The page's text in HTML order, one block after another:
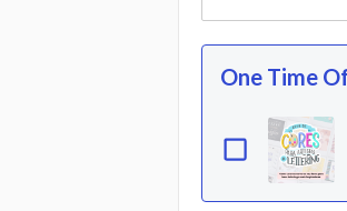
One Time